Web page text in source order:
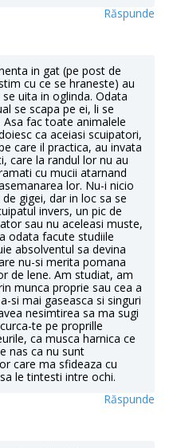
Răspunde
in gat (pe post de
cu ce se hraneste) au
uita in oglinda. Odata
se scapa pe ei, li se
fac toate animalele
ca aceiasi scuipatori,
care il practica, au invata
care la randul lor nu au
cu mucii atarnand
lor. Nu-i nicio
gigei, dar in loc sa se
invers, un pic de
sau nu aceleasi muste,
odata facute studiile
absolventul sa devina
nu-si merita pomana
de lene. Am studiat, am
munca proprie sau cea a
si mai gaseasca si singuri
nesimtirea sa ma sugi
te pe proprille
ca musca harnica ce
nas ca nu sunt
care ma sfideaza cu
le tintesti intre ochi.
Răspunde